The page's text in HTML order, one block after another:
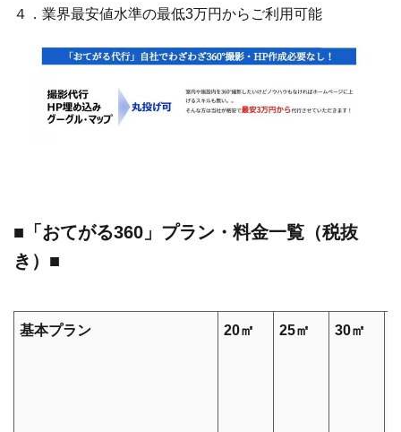
４．業界最安値水準の最低3万円からご利用可能
■「おてがる360」プラン・料金一覧（税抜
き）■
基本プラン 20㎡ 25㎡ 30㎡